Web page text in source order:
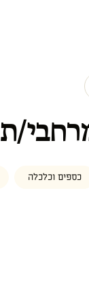
ת
כספים וכלכלה